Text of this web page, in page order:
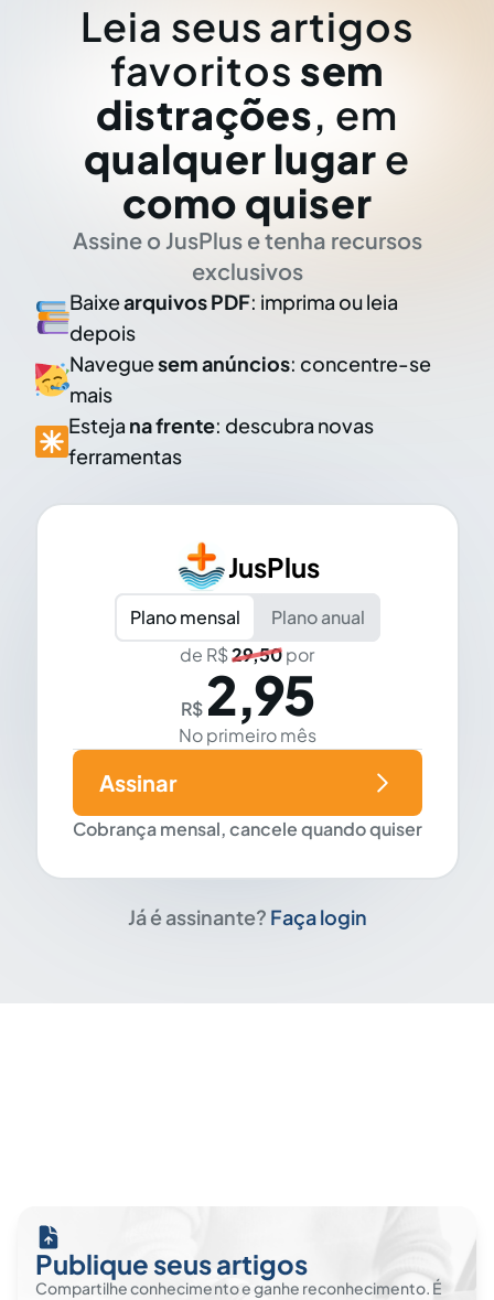
Leia seus artigos
favoritos sem
distrações, em
qualquer lugar e
como quiser
Assine o JusPlus e tenha recursos
exclusivos
Baixearquivos PDF: imprima ou leia
depois
Naveguesem anúncios: concentre-se
mais
Esteja na frente: descubra novas
ferramentas
JusPlus
Plano mensal
Plano anual
de R$29,50por
R$ 2,95
No primeiro mês
Cobrança mensal, cancele quando quiser
Assinar
Já é assinante? Faça login
Publique seus artigos
Compartilhe conhecimento e ganhe reconhecimento. É